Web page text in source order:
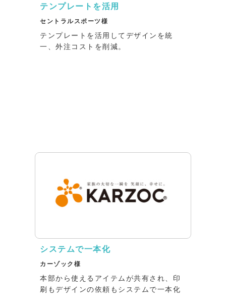
テンプレートを活用
セントラルスポーツ様
テンプレートを活用してデザインを統
一、外注コストを削減。
システムで一本化
カーゾック様
本部から使えるアイテムが共有され、印
刷もデザインの依頼もシステムで一本化